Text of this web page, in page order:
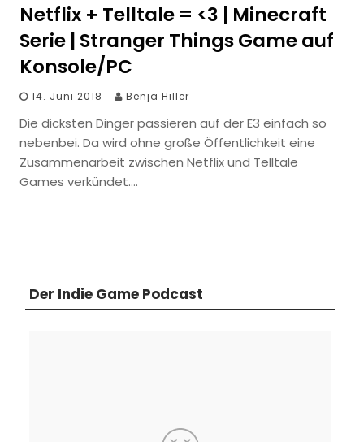
Netflix + Telltale = <3 | Minecraft
Serie | Stranger Things Game auf
Konsole/PC
14. Juni 2018 Benja Hiller
Die dicksten Dinger passieren auf der E3 einfach so
nebenbei. Da wird ohne große Öffentlichkeit eine
Zusammenarbeit zwischen Netflix und Telltale
Games verkündet….
Der Indie Game Podcast